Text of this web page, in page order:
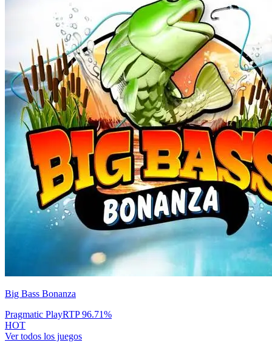
Big Bass Bonanza
Pragmatic PlayRTP96.71%
HOT
Ver todos los juegos